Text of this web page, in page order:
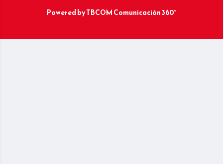
Powered byTBCOM Comunicación 360°